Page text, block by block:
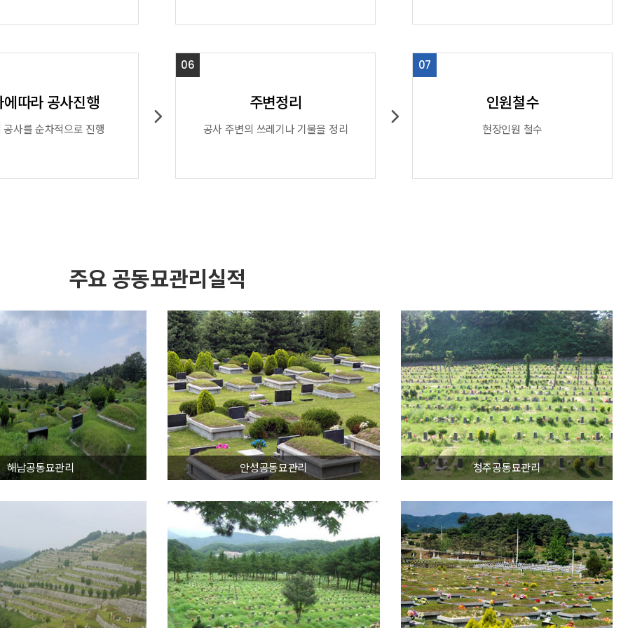
따라 공사진행
공사를 순차적으로 진행
06
주변정리
공사 주변의 쓰레기나 기물을 정리
07
인원철수
현장인원 철수
주요 공동묘관리실적
해남공동묘관리 안성공동묘관리 청주공동묘관리